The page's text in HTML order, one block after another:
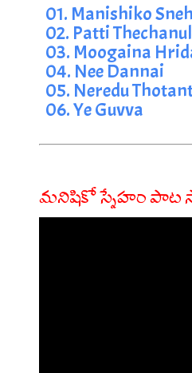
01. Manishiko
02. Patti
03. Moogaina
04. Nee Dannai
05. Neredu
06. Ye Guvva
మనిషికో స్నేహం పాట